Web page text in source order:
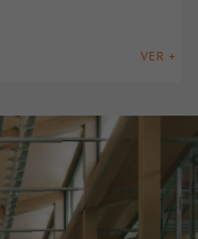
VER +